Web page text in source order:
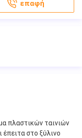
επαφή
πλαστικών ταινιών
έπειτα στο ξύλινο